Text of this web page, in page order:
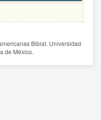
Biblat. Universidad
de México.